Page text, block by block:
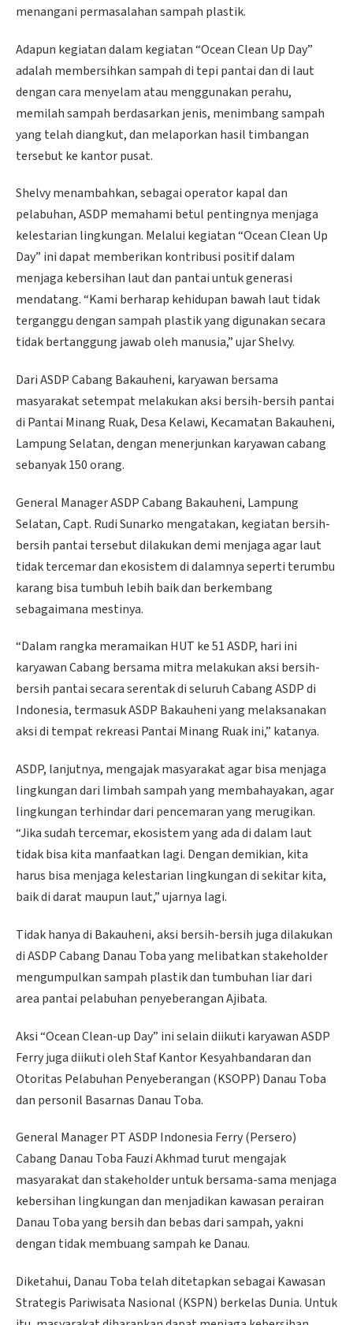
menangani permasalahan sampah plastik.
Adapun kegiatan dalam kegiatan “Ocean Clean Up Day”
adalah membersihkan sampah di tepi pantai dan di laut
dengan cara menyelam atau menggunakan perahu,
memilah sampah berdasarkan jenis, menimbang sampah
yang telah diangkut, dan melaporkan hasil timbangan
tersebut ke kantor pusat.
Shelvy menambahkan, sebagai operator kapal dan
pelabuhan, ASDP memahami betul pentingnya menjaga
kelestarian lingkungan. Melalui kegiatan “Ocean Clean Up
Day” ini dapat memberikan kontribusi positif dalam
menjaga kebersihan laut dan pantai untuk generasi
mendatang. “Kami berharap kehidupan bawah laut tidak
terganggu dengan sampah plastik yang digunakan secara
tidak bertanggung jawab oleh manusia,” ujar Shelvy.
Dari ASDP Cabang Bakauheni, karyawan bersama
masyarakat setempat melakukan aksi bersih-bersih pantai
di Pantai Minang Ruak, Desa Kelawi, Kecamatan Bakauheni,
Lampung Selatan, dengan menerjunkan karyawan cabang
sebanyak 150 orang.
General Manager ASDP Cabang Bakauheni, Lampung
Selatan, Capt. Rudi Sunarko mengatakan, kegiatan bersih-
bersih pantai tersebut dilakukan demi menjaga agar laut
tidak tercemar dan ekosistem di dalamnya seperti terumbu
karang bisa tumbuh lebih baik dan berkembang
sebagaimana mestinya.
“Dalam rangka meramaikan HUT ke 51 ASDP, hari ini
karyawan Cabang bersama mitra melakukan aksi bersih-
bersih pantai secara serentak di seluruh Cabang ASDP di
Indonesia, termasuk ASDP Bakauheni yang melaksanakan
aksi di tempat rekreasi Pantai Minang Ruak ini,” katanya.
ASDP, lanjutnya, mengajak masyarakat agar bisa menjaga
lingkungan dari limbah sampah yang membahayakan, agar
lingkungan terhindar dari pencemaran yang merugikan.
“Jika sudah tercemar, ekosistem yang ada di dalam laut
tidak bisa kita manfaatkan lagi. Dengan demikian, kita
harus bisa menjaga kelestarian lingkungan di sekitar kita,
baik di darat maupun laut,” ujarnya lagi.
Tidak hanya di Bakauheni, aksi bersih-bersih juga dilakukan
di ASDP Cabang Danau Toba yang melibatkan stakeholder
mengumpulkan sampah plastik dan tumbuhan liar dari
area pantai pelabuhan penyeberangan Ajibata.
Aksi “Ocean Clean-up Day” ini selain diikuti karyawan ASDP
Ferry juga diikuti oleh Staf Kantor Kesyahbandaran dan
Otoritas Pelabuhan Penyeberangan (KSOPP) Danau Toba
dan personil Basarnas Danau Toba.
General Manager PT ASDP Indonesia Ferry (Persero)
Cabang Danau Toba Fauzi Akhmad turut mengajak
masyarakat dan stakeholder untuk bersama-sama menjaga
kebersihan lingkungan dan menjadikan kawasan perairan
Danau Toba yang bersih dan bebas dari sampah, yakni
dengan tidak membuang sampah ke Danau.
Diketahui, Danau Toba telah ditetapkan sebagai Kawasan
Strategis Pariwisata Nasional (KSPN) berkelas Dunia. Untuk